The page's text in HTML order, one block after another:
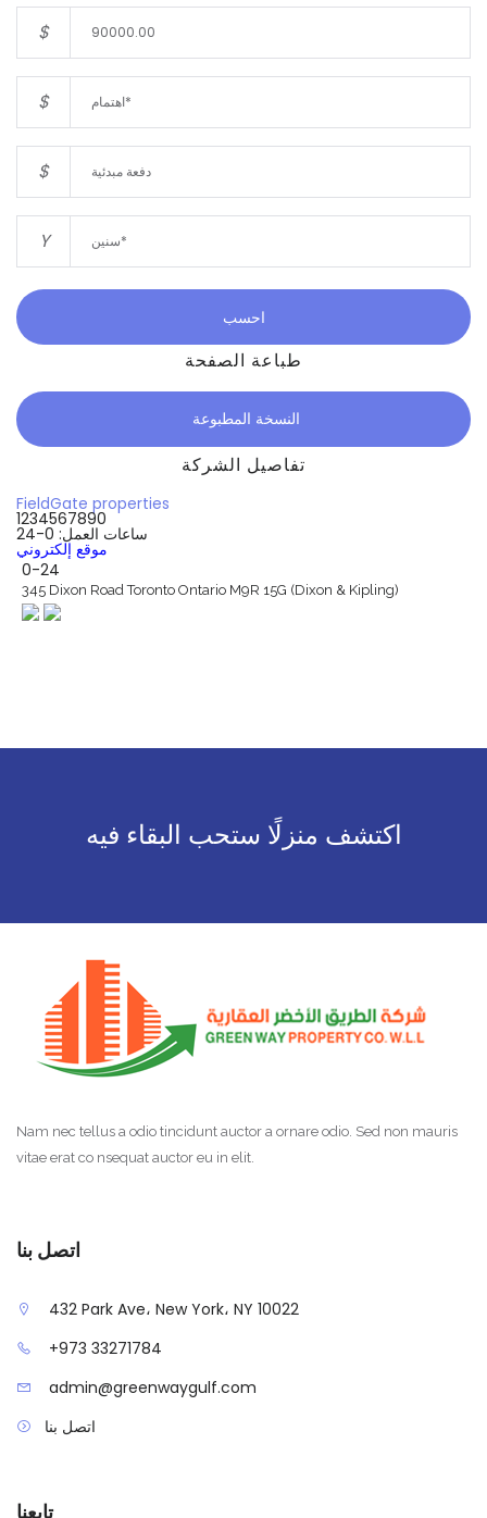
$
$
$
Y
احسب
طباعة الصفحة
النسخة المطبوعة
تفاصيل الشركة
FieldGate properties
1234567890
ساعات العمل: 0-24
موقع إلكتروني
0-24
345 Dixon Road Toronto Ontario M9R 15G (Dixon & Kipling)
اكتشف منزلًا ستحب البقاء فيه
Nam nec tellus a odio tincidunt auctor a ornare odio. Sed non mauris
vitae erat co nsequat auctor eu in elit.
اتصل بنا
432 Park Ave، New York، NY 10022
+973 33271784
admin@greenwaygulf.com
اتصل بنا
تابعنا